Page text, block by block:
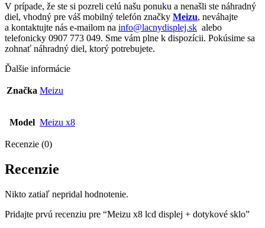
V prípade, že ste si pozreli celú našu ponuku a nenašli ste náhradný
diel, vhodný pre váš mobilný telefón značky Meizu, neváhajte
a kontaktujte nás e-mailom na info@lacnydisplej.sk alebo
telefonicky 0907 773 049. Sme vám plne k dispozícii. Pokúsime sa
zohnať náhradný diel, ktorý potrebujete.
Ďalšie informácie
Značka Meizu
Model Meizu x8
Recenzie (0)
Recenzie
Nikto zatiaľ nepridal hodnotenie.
Pridajte prvú recenziu pre “Meizu x8 lcd displej + dotykové sklo”